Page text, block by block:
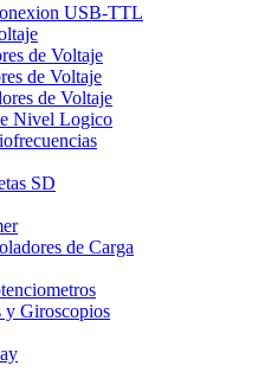
USB-TTL
de Voltaje
de Voltaje
de Voltaje
Nivel Logico
SD
de Carga
y Giroscopios